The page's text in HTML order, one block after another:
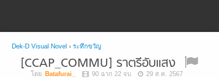
Dek-D Visual Novel › ระทึกขวัญ
[CCAP_COMMU] ราตรีอับแสง
โดย Batafurai_ 90 ฉาก 22 จบ
29 ส.ค. 2567